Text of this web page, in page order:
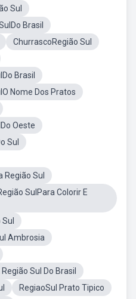
Sul
Brasil
ChurrascoRegião Sul
Brasil
Nome Dos Pratos
Oeste
Sul
Região Sul
SulPara Colorir E
Ambrosia
Sul Do Brasil
RegiaoSul Prato Tipico